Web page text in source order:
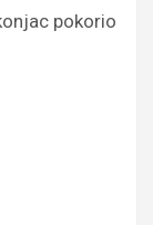
pokorio